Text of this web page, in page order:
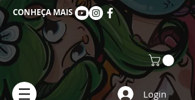
CONHEÇA MAIS
Login